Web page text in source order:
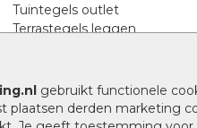
gebruikt functionele
plaatsen derden marketing
Tuintegels outlet
Terrastegels leggen
Legpatronen betonstenen
Hoe betonstenen
Aanlegtips voor betonstenen